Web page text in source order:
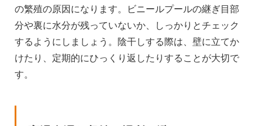
の繁殖の原因になります。ビニールプールの継ぎ目部
分や裏に水分が残っていないか、しっかりとチェック
するようにしましょう。陰干しする際は、壁に立てか
けたり、定期的にひっくり返したりすることが大切で
す。